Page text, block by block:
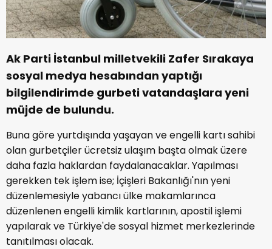
Ak Parti İstanbul milletvekili Zafer Sırakaya
sosyal medya hesabından yaptığı
bilgilendirimde gurbeti vatandaşlara yeni
müjde de bulundu.
Buna göre yurtdışında yaşayan ve engelli kartı sahibi
olan gurbetçiler ücretsiz ulaşım başta olmak üzere
daha fazla haklardan faydalanacaklar. Yapılması
gerekken tek işlem ise; İçişleri Bakanlığı'nın yeni
düzenlemesiyle yabancı ülke makamlarınca
düzenlenen engelli kimlik kartlarının, apostil işlemi
yapılarak ve Türkiye'de sosyal hizmet merkezlerinde
tanıtılması olacak.